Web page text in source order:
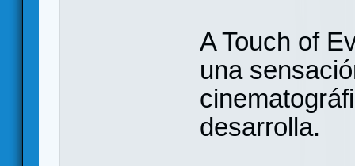
A Touch of
una
desarrolla.